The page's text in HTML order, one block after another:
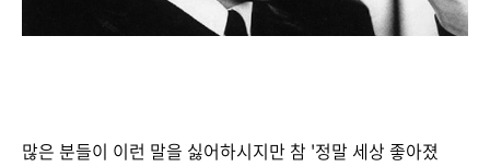
많은 분들이 이런 말을 싫어하시지만 참 '정말 세상 좋아졌